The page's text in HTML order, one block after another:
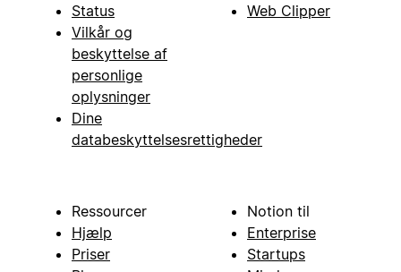
Status
Vilkår og
beskyttelse af
personlige
oplysninger
Dine
databeskyttelsesrettigheder
Web Clipper
Ressourcer
Hjælp
Priser
Notion til
Enterprise
Startups